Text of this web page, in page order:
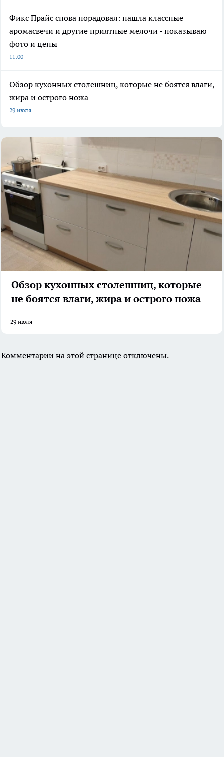
Фикс Прайс снова порадовал: нашла классные
аромасвечи и другие приятные мелочи - показываю
фото и цены
11:00
Обзор кухонных столешниц, которые не боятся влаги,
жира и острого ножа
29 июля
Обзор кухонных столешниц, которые
не боятся влаги, жира и острого ножа
29 июля
Комментарии на этой странице отключены.